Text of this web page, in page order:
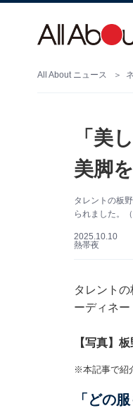
All About ニュース
「美
美脚
タレントの板
られました。
2025.10.10
熱帯夜
タレント
ーディネー
【写真】
※本記事で紹
「どの